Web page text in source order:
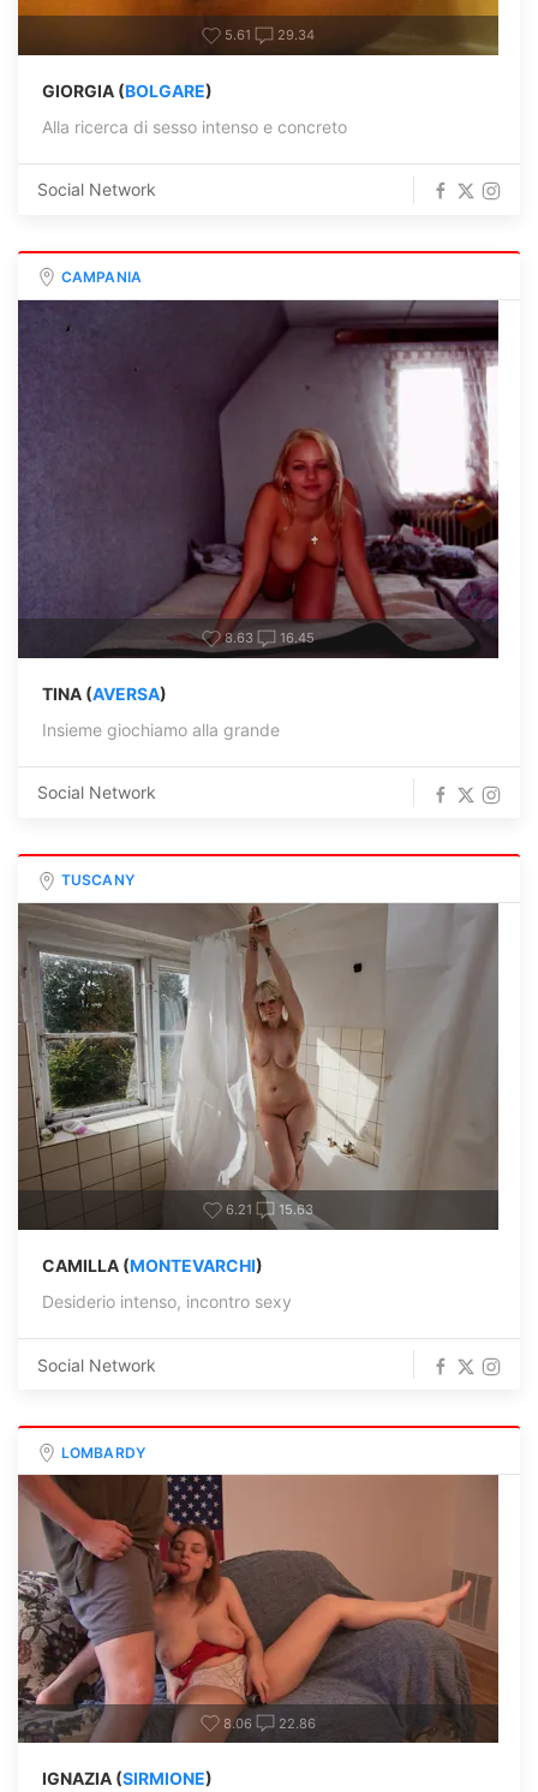
5.61 29.34
GIORGIA (BOLGARE)
Alla ricerca di sesso intenso e concreto
Social Network
CAMPANIA
8.63 16.45
TINA (AVERSA)
Insieme giochiamo alla grande
Social Network
TUSCANY
6.21 15.63
CAMILLA (MONTEVARCHI)
Desiderio intenso, incontro sexy
Social Network
LOMBARDY
8.06 22.86
IGNAZIA (SIRMIONE)